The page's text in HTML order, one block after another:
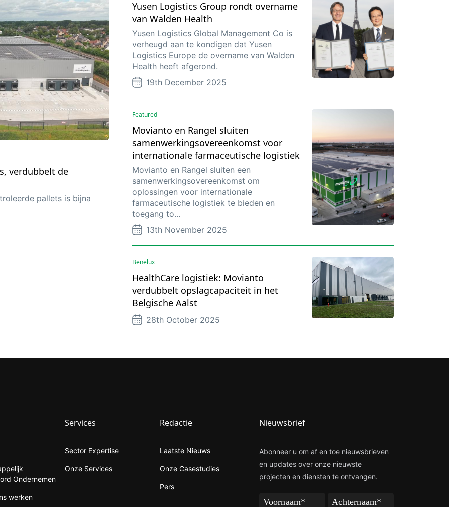
verdubbelt de
pallets is bijna
Yusen Logistics Group rondt overname
van Walden Health
Yusen Logistics Global Management Co is
verheugd aan te kondigen dat Yusen
Logistics Europe de overname van Walden
Health heeft afgerond.
19th December 2025
Featured
Movianto en Rangel sluiten
samenwerkingsovereenkomst voor
internationale farmaceutische logistiek
Movianto en Rangel sluiten een
samenwerkingsovereenkomst om
oplossingen voor internationale
farmaceutische logistiek te bieden en
toegang to...
13th November 2025
Benelux
HealthCare logistiek: Movianto
verdubbelt opslagcapaciteit in het
Belgische Aalst
28th October 2025
Nieuwsbrief
Abonneer u om af en toe nieuwsbrieven
en updates over onze nieuwste
projecten en diensten te ontvangen.
Voornaam Achternaam
Ondernemen
werken
Services
Sector Expertise
Onze Services
Redactie
Laatste Nieuws
Onze Casestudies
Pers